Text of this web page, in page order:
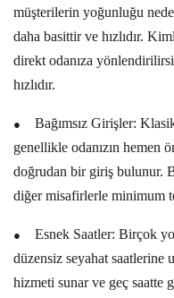
müşterilerin yoğunluğu
daha basittir ve hızlıdır.
direkt odanıza
hızlıdır.
● Bağımsız Girişler:
genellikle odanızın hemen
doğrudan bir giriş bulunur.
diğer misafirlerle minimum
● Esnek Saatler: Birçok
düzensiz seyahat saatlerine
hizmeti sunar ve geç saatte